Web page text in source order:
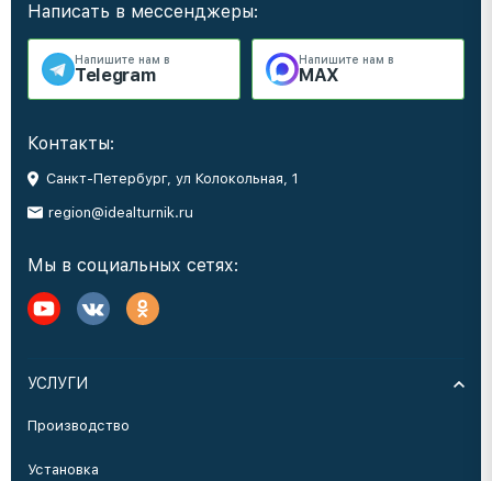
Написать в мессенджеры:
Напишите нам в
Telegram
Напишите нам в
MAX
Контакты:
Санкт-Петербург, ул Колокольная, 1
region@idealturnik.ru
Мы в социальных сетях:
УСЛУГИ
Производство
Установка